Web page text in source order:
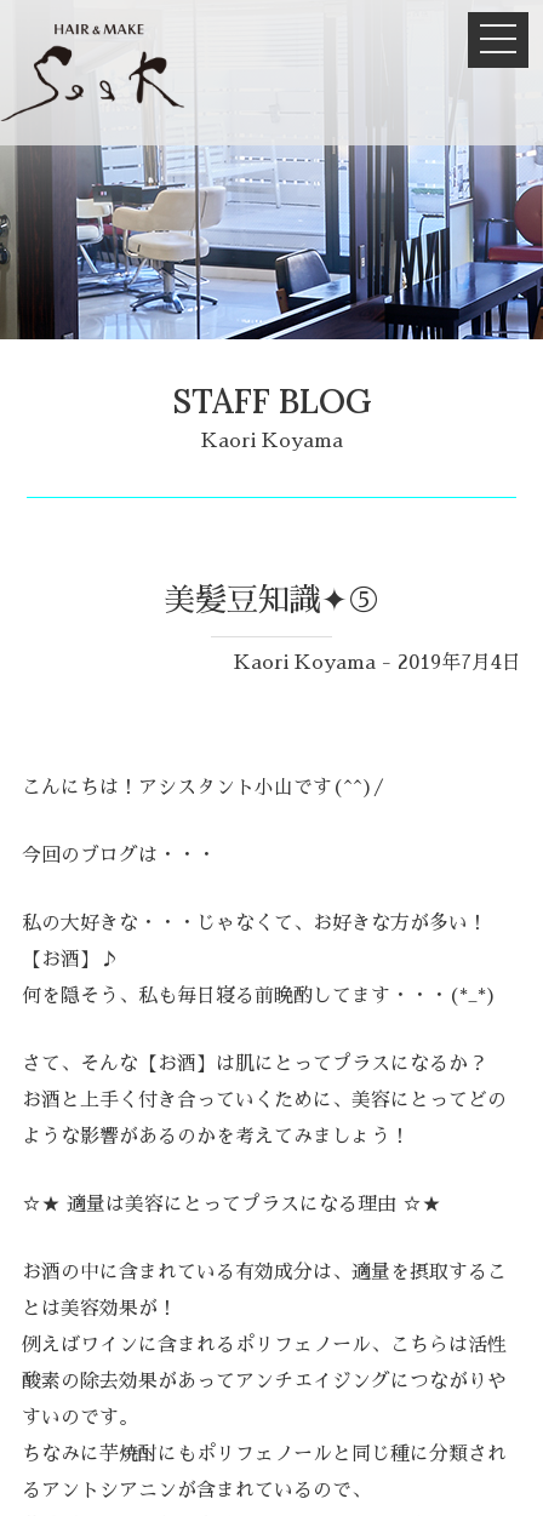
STAFF BLOG
Kaori Koyama
美髪豆知識✦⑤
Kaori Koyama - 2019年7月4日
こんにちは！アシスタント小山です(^^)/
今回のブログは・・・
私の大好きな・・・じゃなくて、お好きな方が多い！
【お酒】♪
何を隠そう、私も毎日寝る前晩酌してます・・・(*_*)
さて、そんな【お酒】は肌にとってプラスになるか？
お酒と上手く付き合っていくために、美容にとってどの
ような影響があるのかを考えてみましょう！
☆★ 適量は美容にとってプラスになる理由 ☆★
お酒の中に含まれている有効成分は、適量を摂取するこ
とは美容効果が！
例えばワインに含まれるポリフェノール、こちらは活性
酸素の除去効果があってアンチエイジングにつながりや
すいのです。
ちなみに芋焼酎にもポリフェノールと同じ種に分類され
るアントシアニンが含まれているので、